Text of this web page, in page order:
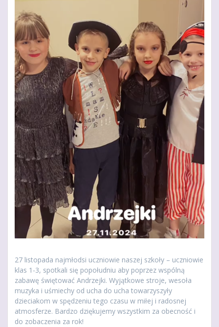
27 listopada najmłodsi uczniowie naszej szkoły – uczniowie
klas 1-3, spotkali się popołudniu aby poprzez wspólną
zabawę świętować Andrzejki. Wyjątkowe stroje, wesoła
muzyka i uśmiechy od ucha do ucha towarzyszyły
dzieciakom w spędzeniu tego czasu w miłej i radosnej
atmosferze. Bardzo dziękujemy wszystkim za obecność i
do zobaczenia za rok!